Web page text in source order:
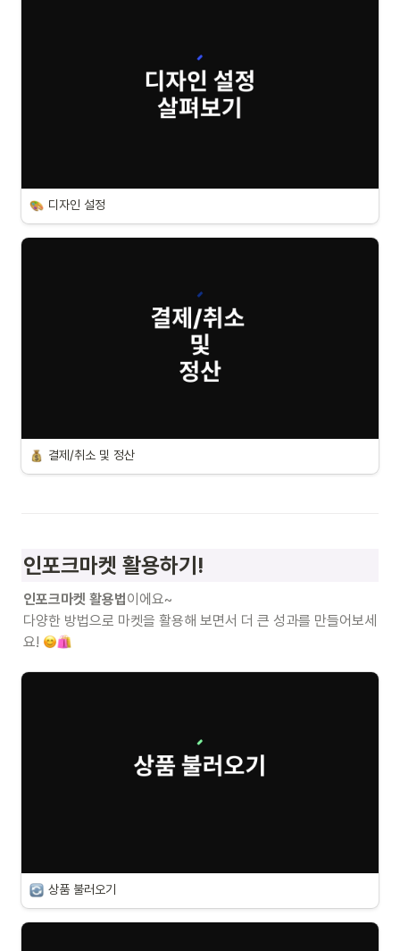
디자인 설정
결제/취소 및 정산
인포크마켓 활용하기!
인포크마켓 활용법이에요~
다양한 방법으로 마켓을 활용해 보면서 더 큰 성과를 만들어보세
요!
상품 불러오기